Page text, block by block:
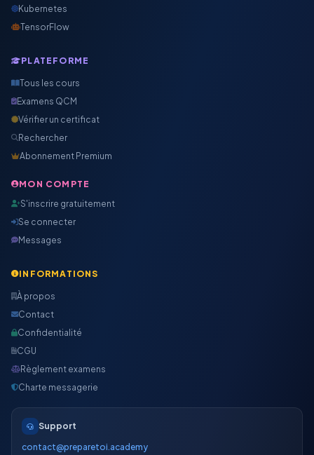
Kubernetes
TensorFlow
PLATEFORME
Tous les cours
Examens QCM
Vérifier un certificat
Rechercher
Abonnement Premium
MON COMPTE
S'inscrire gratuitement
Se connecter
Messages
INFORMATIONS
À propos
Contact
Confidentialité
CGU
Règlement examens
Charte messagerie
Support
contact@preparetoi.academy